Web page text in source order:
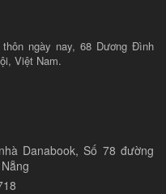
ngày nay, 68 Dương Đình
Việt Nam.
Danabook, Số 78 đường